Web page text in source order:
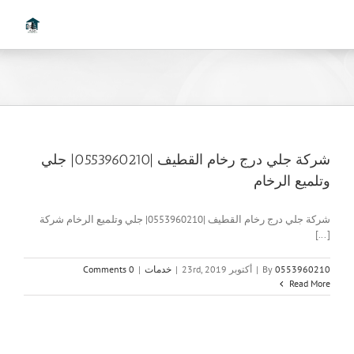
شركة جلي درج رخام القطيف |0553960210| جلي
وتلميع الرخام
شركة جلي درج رخام القطيف |0553960210| جلي وتلميع الرخام شركة
[...]
By 0553960210
| أكتوبر 23rd, 2019 | خدمات |
0 Comments
Read More